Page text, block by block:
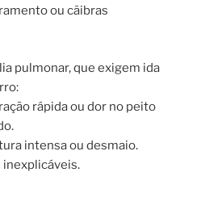
ou cãibras
pulmonar, que exigem ida
rápida ou dor no peito
intensa ou desmaio.
inexplicáveis.